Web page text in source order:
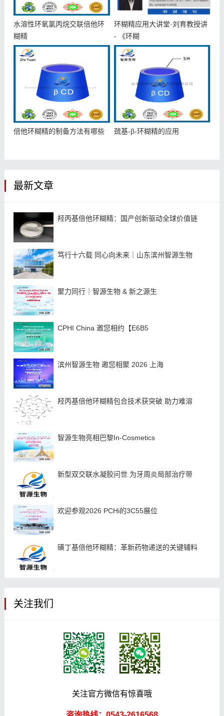
水溶性环氧氯丙烷交联倍他环
糊精
环糊精应用大讲堂·刘育教授讲
- 《环糊
倍他环糊精的制备方法有哪些 巯基-β-环糊精的应用
最新文章
羟丙基倍他环糊精：国产创新驱动全球价值链
笃行十六载 同心向未来｜山东滨州智源生物
聚力同行｜智源生物 & 新之源生
CPHI China 邀您相约【E6B5
滨州智源生物 邀您相聚 2026 上海
羟丙基倍他环糊精包合技术获突破 助力难溶
智源生物亮相巴黎In-Cosmetics
新型双交联水凝胶问世 为牙周炎局部治疗带
欢迎参观2026 PCHi的3C55展位
磺丁基倍他环糊精：革新药物递送的关键辅料
关注我们
关注官方微信有惊喜哦